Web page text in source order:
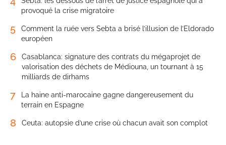
provoqué la crise migratoire
5
Comment la ruée vers Sebta a brisé l’illusion de l’Eldorado
européen
6
Casablanca: signature des contrats du mégaprojet de
valorisation des déchets de Médiouna, un tournant à 15
milliards de dirhams
7
La haine anti-marocaine gagne dangereusement du
terrain en Espagne
8 Ceuta: autopsie d’une crise où chacun avait son complot